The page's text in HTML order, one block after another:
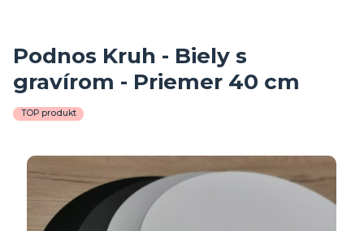
Podnos Kruh - Biely s
gravírom - Priemer 40 cm
TOP produkt